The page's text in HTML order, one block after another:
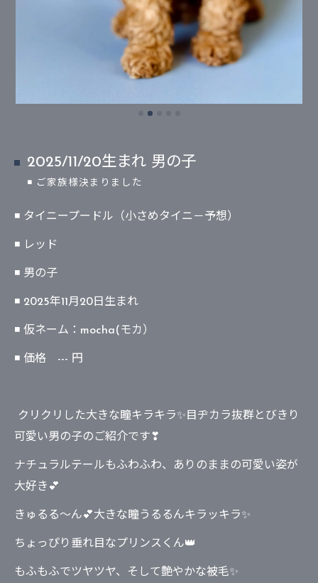
2025/11/20生まれ 男の子
◾ ご家族様決まりました
◾ タイニープードル（小さめタイニ－予想）
◾ レッド
◾ 男の子
◾ 2025年11月20日生まれ
◾ 仮ネーム：mocha(モカ）
◾ 価格 --- 円
クリクリした大きな瞳キラキラ✨目ヂカラ抜群とびきり
可愛い男の子のご紹介です❣
ナチュラルテールもふわふわ、ありのままの可愛い姿が
大好き💕
きゅるる～ん💕大きな瞳うるるんキラッキラ✨
ちょっぴり垂れ目なプリンスくん👑
もふもふでツヤツヤ、そして艶やかな被毛✨